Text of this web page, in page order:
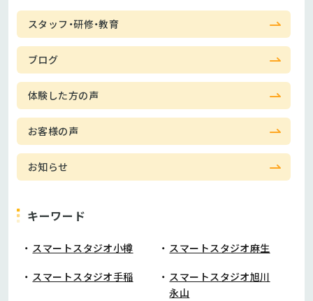
スタッフ・研修・教育
ブログ
体験した方の声
お客様の声
お知らせ
キーワード
スマートスタジオ小樽 スマートスタジオ麻生
スマートスタジオ手稲
スマートスタジオ旭川
永山